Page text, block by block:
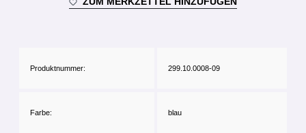
Produktnummer: 299.10.0008-09
Farbe: blau